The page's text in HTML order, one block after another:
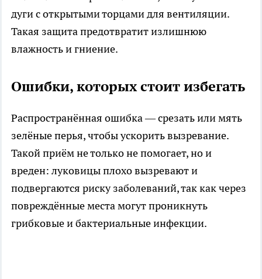
дуги с открытыми торцами для вентиляции.
Такая защита предотвратит излишнюю
влажность и гниение.
Ошибки, которых стоит избегать
Распространённая ошибка — срезать или мять
зелёные перья, чтобы ускорить вызревание.
Такой приём не только не помогает, но и
вреден: луковицы плохо вызревают и
подвергаются риску заболеваний, так как через
повреждённые места могут проникнуть
грибковые и бактериальные инфекции.